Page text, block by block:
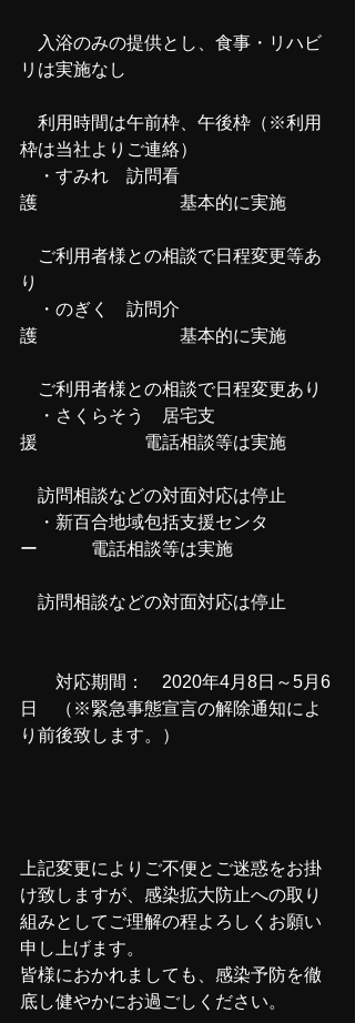
入浴のみの提供とし、食事・リハビ
リは実施なし
利用時間は午前枠、午後枠（※利用
枠は当社よりご連絡）
・すみれ　訪問看
護　　　　　　　　基本的に実施
ご利用者様との相談で日程変更等あ
り
・のぎく　訪問介
護　　　　　　　　基本的に実施
ご利用者様との相談で日程変更あり
・さくらそう　居宅支
援　　　　　　電話相談等は実施
訪問相談などの対面対応は停止
・新百合地域包括支援センタ
ー　　　電話相談等は実施
訪問相談などの対面対応は停止
対応期間：　2020年4月8日～5月6
日　（※緊急事態宣言の解除通知によ
り前後致します。）
上記変更によりご不便とご迷惑をお掛
け致しますが、感染拡大防止への取り
組みとしてご理解の程よろしくお願い
申し上げます。
皆様におかれましても、感染予防を徹
底し健やかにお過ごしください。